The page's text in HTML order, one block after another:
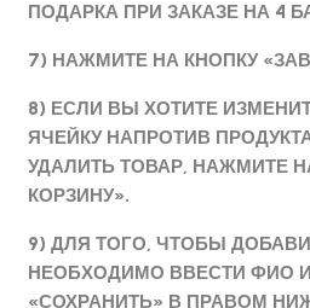
ПОДАРКА ПРИ ЗАКАЗЕ НА 4
7) НАЖМИТЕ НА КНОПКУ
8) ЕСЛИ ВЫ ХОТИТЕ
ЯЧЕЙКУ НАПРОТИВ
УДАЛИТЬ ТОВАР, НАЖМИТЕ
КОРЗИНУ».
9) ДЛЯ ТОГО, ЧТОБЫ
НЕОБХОДИМО ВВЕСТИ ФИО
«СОХРАНИТЬ» В ПРАВОМ